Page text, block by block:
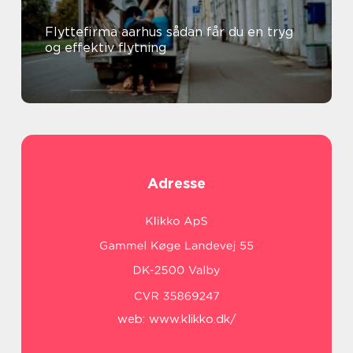
Flyttefirma aarhus sådan får du en tryg
og effektiv flytning
Adresse
web: www.klikko.dk/